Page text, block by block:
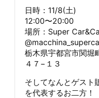
日時：11/8(土)
12:00〜20:00
場所：Super
栃木県宇都宮市関堀
４７−１３
そしてなんとゲスト
を代表するお二方！